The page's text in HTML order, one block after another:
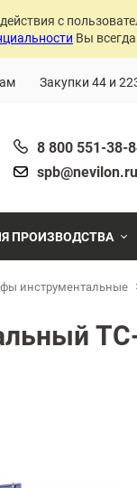
с
Вы
Закупки 44 и
8 800 551-38-
spb@nevilon.ru
Металлообработка
ПРОИЗВОДСТВА
инструментальные